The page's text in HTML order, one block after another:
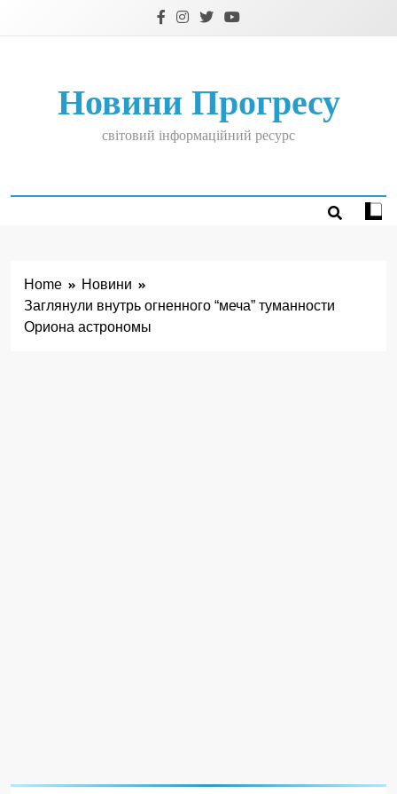
Новини Прогресу
світовий інформаційний ресурс
Home
Новини
Заглянули внутрь огненного “меча” туманности
Ориона астрономы